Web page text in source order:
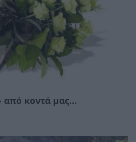
από κοντά μας…